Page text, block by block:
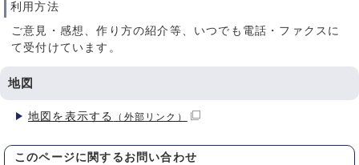
利用方法
ご意見・感想、作り方の紹介等、いつでも電話・ファクスに
て受付けています。
地図
地図を表示する （外部リンク）
このページに関する お問い合わせ